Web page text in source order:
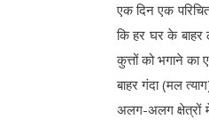
एक दिन एक
कि हर घर के बाहर
कुत्तों को भगाने
बाहर गंदा (मल
अलग-अलग क्षेत्रों